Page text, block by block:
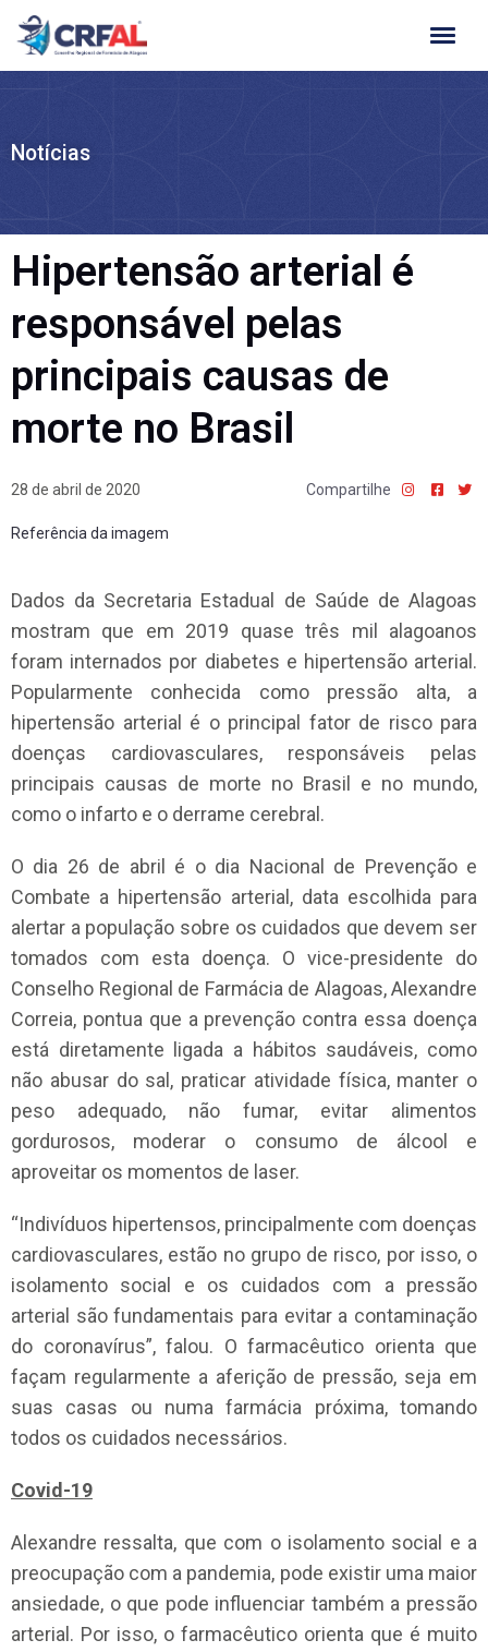
Ir
para
Notícias
Hipertensão arterial é
responsável pelas
principais causas de
morte no Brasil
28 de abril de 2020 Compartilhe
Referência da imagem
Dados da Secretaria Estadual de Saúde de Alagoas
mostram que em 2019 quase três mil alagoanos
foram internados por diabetes e hipertensão arterial.
Popularmente conhecida como pressão alta, a
hipertensão arterial é o principal fator de risco para
doenças cardiovasculares, responsáveis pelas
principais causas de morte no Brasil e no mundo,
como o infarto e o derrame cerebral.
O dia 26 de abril é o dia Nacional de Prevenção e
Combate a hipertensão arterial, data escolhida para
alertar a população sobre os cuidados que devem ser
tomados com esta doença. O vice-presidente do
Conselho Regional de Farmácia de Alagoas, Alexandre
Correia, pontua que a prevenção contra essa doença
está diretamente ligada a hábitos saudáveis, como
não abusar do sal, praticar atividade física, manter o
peso adequado, não fumar, evitar alimentos
gordurosos, moderar o consumo de álcool e
aproveitar os momentos de laser.
“Indivíduos hipertensos, principalmente com doenças
cardiovasculares, estão no grupo de risco, por isso, o
isolamento social e os cuidados com a pressão
arterial são fundamentais para evitar a contaminação
do coronavírus”, falou. O farmacêutico orienta que
façam regularmente a aferição de pressão, seja em
suas casas ou numa farmácia próxima, tomando
todos os cuidados necessários.
Covid-19
Alexandre ressalta, que com o isolamento social e a
preocupação com a pandemia, pode existir uma maior
ansiedade, o que pode influenciar também a pressão
arterial. Por isso, o farmacêutico orienta que é muito